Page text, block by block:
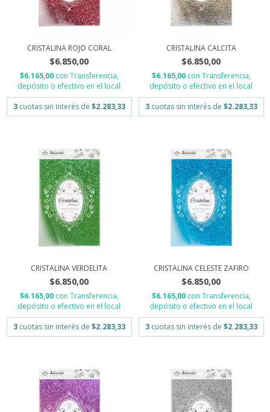
CRISTALINA ROJO CORAL
$6.850,00
$6.165,00 con Transferencia,
depósito o efectivo en el local
3 cuotas sin interés de $2.283,33
CRISTALINA CALCITA
$6.850,00
$6.165,00 con Transferencia,
depósito o efectivo en el local
3 cuotas sin interés de $2.283,33
CRISTALINA VERDELITA
$6.850,00
$6.165,00 con Transferencia,
depósito o efectivo en el local
3 cuotas sin interés de $2.283,33
CRISTALINA CELESTE ZAFIRO
$6.850,00
$6.165,00 con Transferencia,
depósito o efectivo en el local
3 cuotas sin interés de $2.283,33